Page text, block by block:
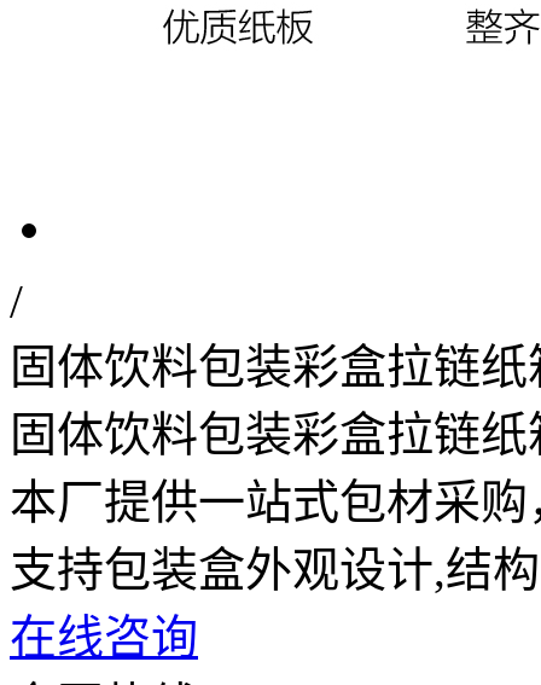
/
固体饮料包装彩盒拉链
固体饮料包装彩盒拉链
本厂提供一站式包材采
支持包装盒外观设计,结
在线咨询